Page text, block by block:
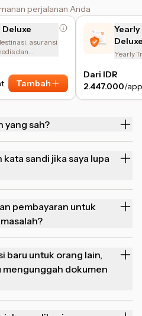
perjalanan Anda
asuransi
dan
Tambah
Yearly
Dari IDR
2.447.000/
yang sah?
sandi jika saya lupa
pembayaran untuk
baru untuk orang lain,
mengunggah dokumen